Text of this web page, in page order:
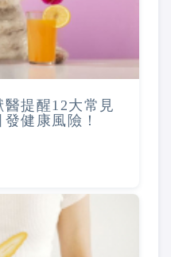
提醒12大常見
健康風險！